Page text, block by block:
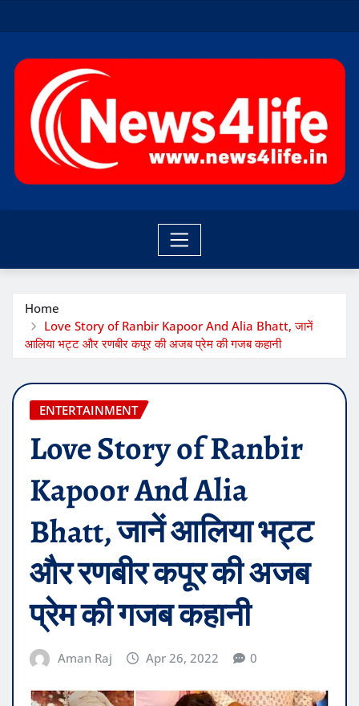
to
Home
Love Story of Ranbir Kapoor And Alia Bhatt, जानें
आलिया भट्ट और रणबीर कपूर की अजब प्रेम की गजब कहानी
ENTERTAINMENT
Love Story of Ranbir
Kapoor And Alia
Bhatt, जानें आलिया भट्ट
और रणबीर कपूर की अजब
प्रेम की गजब कहानी
Aman Raj Apr 26, 2022 0